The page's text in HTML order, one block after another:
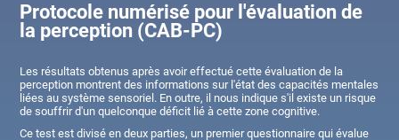
Protocole numérisé pour l'évaluation de
la perception (CAB-PC)
Les résultats obtenus après avoir effectué cette évaluation de la
perception montrent des informations sur l'état des capacités mentales
liées au système sensoriel. En outre, il nous indique s'il existe un risque
de souffrir d'un quelconque déficit lié à cette zone cognitive.
Ce test est divisé en deux parties, un premier questionnaire qui évalue